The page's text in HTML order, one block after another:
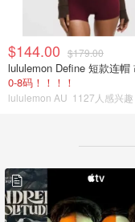
$144.00 $179.00
lululemon Define 短款连帽
0-8码！！！！
lululemon AU 1127人感兴趣